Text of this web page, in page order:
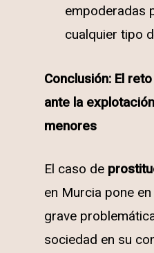
empoderadas
cualquier tipo
Conclusión: El
ante la
menores
El caso de
en Murcia pone
grave
sociedad en su